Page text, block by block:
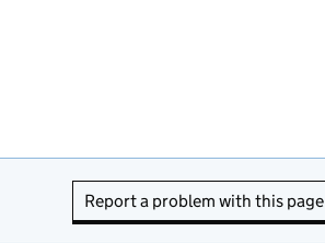
Report a problem with this page